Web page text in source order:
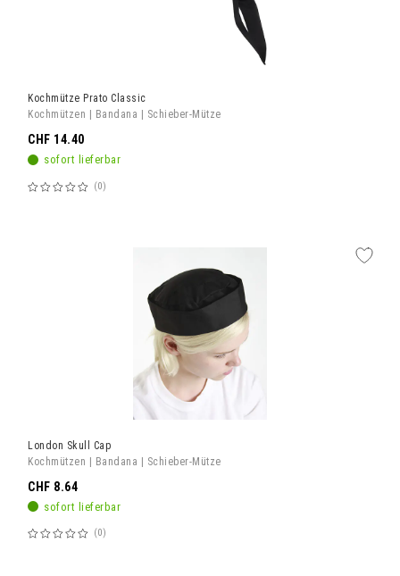
Kochmütze Prato Classic
Kochmützen | Bandana | Schieber-Mütze
sofort lieferbar
Bewertung:
0
CHF 14.40
London Skull Cap
Kochmützen | Bandana | Schieber-Mütze
sofort lieferbar
Bewertung:
0
CHF 8.64